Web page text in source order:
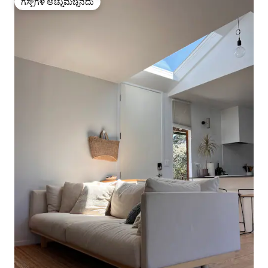
ಗೆಸ್ಟ್‌ಗಳ ಅಚ್ಚುಮೆಚ್ಚಿನದು